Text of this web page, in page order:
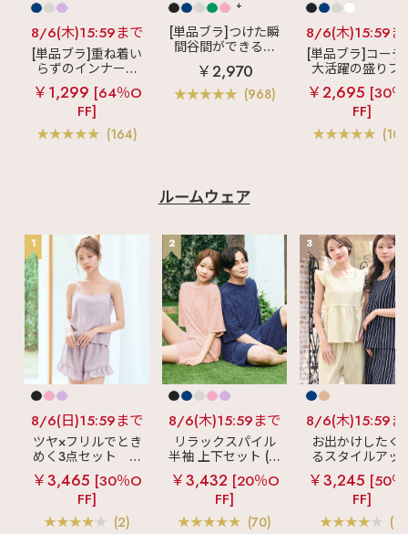
8/6(木)15:59まで
[単品ブラ]重ね着い
らずのインナーブ
ラ
リッチバスト
ブラトップ (ワイヤ
ー入り)
￥1,299 [64％O
FF]
(164)
+
[単品ブラ]つけた瞬
間谷間ができるシ
ームレスブラ
盛ブラ(R) シームレ
ス 単品ブラジャー
￥2,970
(968)
8/6(木)15:59ま
[単品ブラ]コーデ
大活躍の盛りブ
ショートレン
ス ブラトップ 超
ブラ(R) 単品ブ
ャー
￥2,695 [30
FF]
ルームウェア
1
8/6(日)15:59まで
ツヤ×フリルでとき
めく3点セット
シ
ルキー ショートパ
ンツ 3点セット
￥3,465 [30％O
FF]
(2)
2
8/6(木)15:59まで
リラックスパイル
半袖 上下セット (男
女兼用サイズ)
￥3,432 [20％O
FF]
(70)
3
8/6(木)15:59ま
お出かけしたく
るスタイルアッ
見え
ストライ
フリル ロングパ
ツ 綿混 上下セ
￥3,245 [50
FF]
(1)